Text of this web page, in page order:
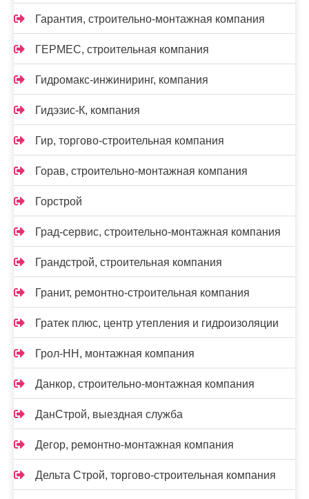
Гарантия, строительно-монтажная компания
ГЕРМЕС, строительная компания
Гидромакс-инжиниринг, компания
Гидэзис-К, компания
Гир, торгово-строительная компания
Горав, строительно-монтажная компания
Горстрой
Град-сервис, строительно-монтажная компания
Грандстрой, строительная компания
Гранит, ремонтно-строительная компания
Гратек плюс, центр утепления и гидроизоляции
Грол-НН, монтажная компания
Данкор, строительно-монтажная компания
ДанСтрой, выездная служба
Дегор, ремонтно-монтажная компания
Дельта Строй, торгово-строительная компания